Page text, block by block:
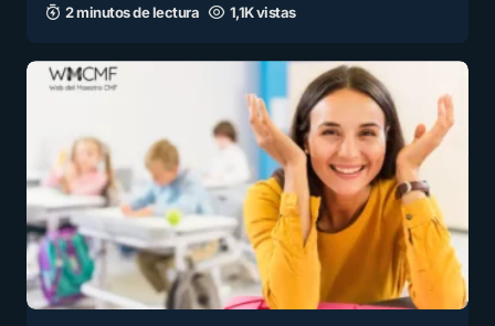
2 minutos de lectura 1,1K vistas